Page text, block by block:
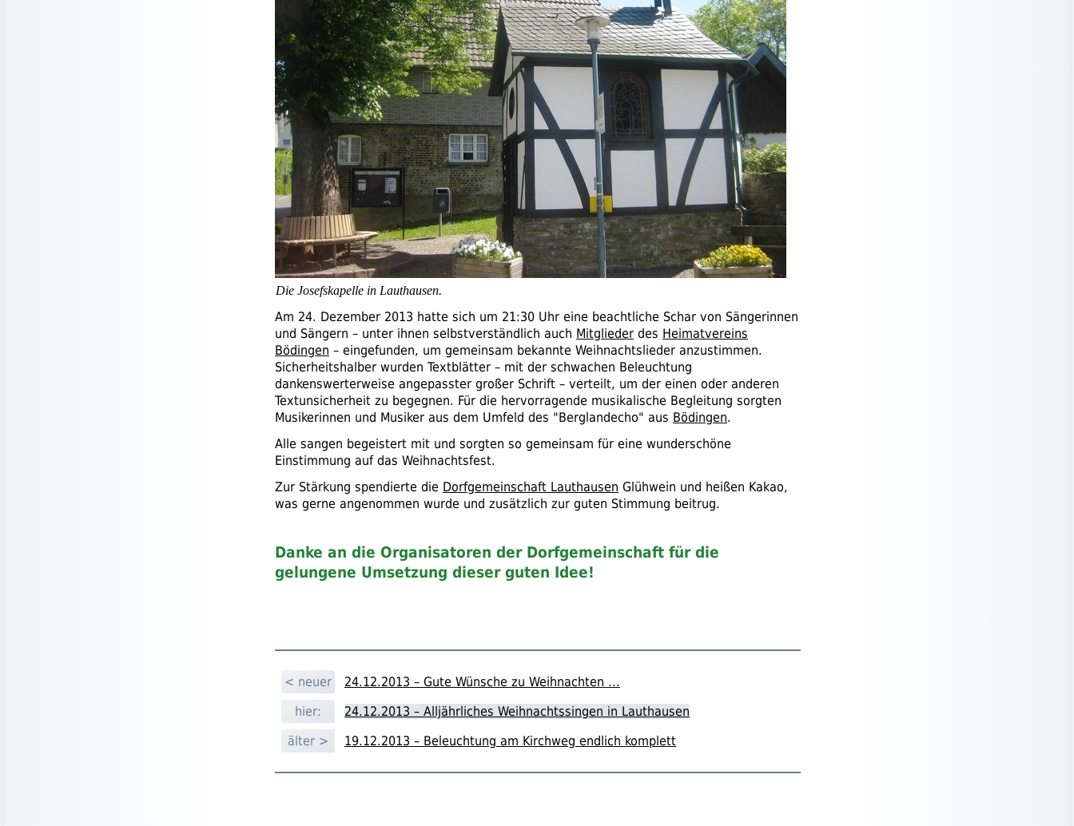
Die Josefskapelle in Lauthausen.
Am 24. Dezember 2013 hatte sich um 21:30 Uhr eine beachtliche Schar von Sängerinnen
und Sängern – unter ihnen selbstverständlich auch Mitglieder des Heimatvereins
Bödingen – eingefunden, um gemeinsam bekannte Weihnachtslieder anzustimmen.
Sicherheitshalber wurden Textblätter – mit der schwachen Beleuchtung
dankenswerterweise angepasster großer Schrift – verteilt, um der einen oder anderen
Textunsicherheit zu begegnen. Für die hervorragende musikalische Begleitung sorgten
Musikerinnen und Musiker aus dem Umfeld des "Berglandecho" aus Bödingen.
Alle sangen begeistert mit und sorgten so gemeinsam für eine wunderschöne
Einstimmung auf das Weihnachtsfest.
Zur Stärkung spendierte die Dorfgemeinschaft Lauthausen Glühwein und heißen Kakao,
was gerne angenommen wurde und zusätzlich zur guten Stimmung beitrug.
Danke an die Organisatoren der Dorfgemeinschaft für die
gelungene Umsetzung dieser guten Idee!
< neuer
24.12.2013 – Gute Wünsche zu Weihnachten ...
hier:
24.12.2013 – Alljährliches Weihnachtssingen in Lauthausen
älter >
19.12.2013 – Beleuchtung am Kirchweg endlich komplett